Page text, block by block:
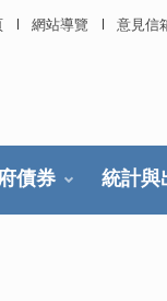
網站導覽 意見信
債券 統計與